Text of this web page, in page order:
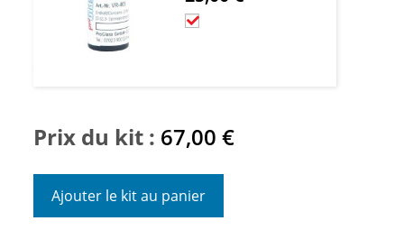
Prix du kit : 67,00€
Ajouter le kit au panier